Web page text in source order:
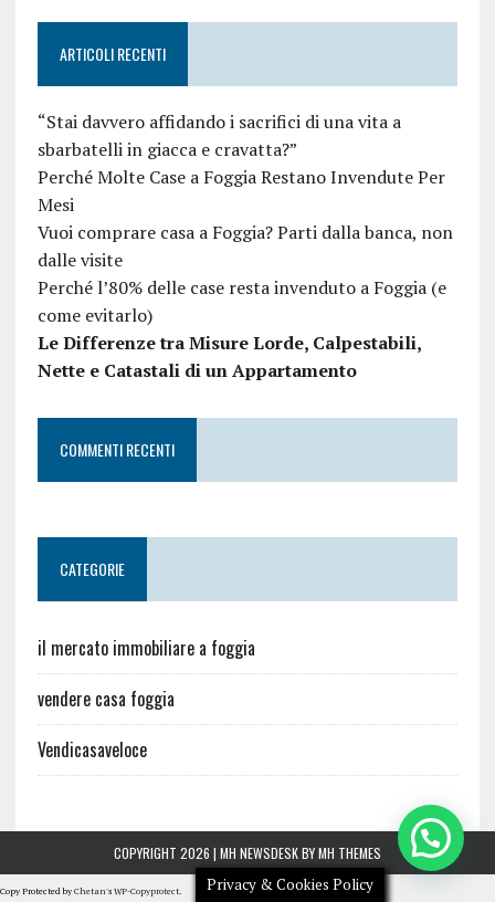
ARTICOLI RECENTI
“Stai davvero affidando i sacrifici di una vita a
sbarbatelli in giacca e cravatta?”
Perché Molte Case a Foggia Restano Invendute Per
Mesi
Vuoi comprare casa a Foggia? Parti dalla banca, non
dalle visite
Perché l’80% delle case resta invenduto a Foggia (e
come evitarlo)
Le Differenze tra Misure Lorde, Calpestabili,
Nette e Catastali di un Appartamento
COMMENTI RECENTI
CATEGORIE
il mercato immobiliare a foggia
vendere casa foggia
Vendicasaveloce
COPYRIGHT 2026 | MH NEWSDESK BYMH THEMES
Privacy & Cookies Policy
Copy Protected by Chetan's WP-Copyprotect.